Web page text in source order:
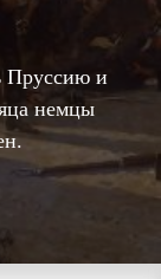
Пруссию и
немцы